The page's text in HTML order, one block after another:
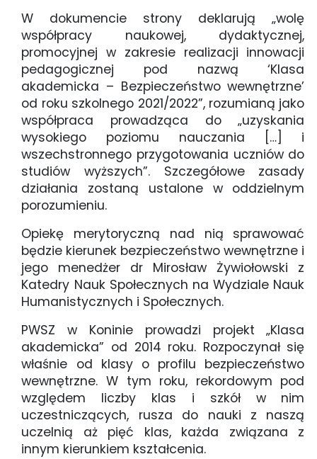
W dokumencie strony deklarują „wolę
współpracy naukowej, dydaktycznej,
promocyjnej w zakresie realizacji innowacji
pedagogicznej pod nazwą ‘Klasa
akademicka – Bezpieczeństwo wewnętrzne’
od roku szkolnego 2021/2022”, rozumianą jako
współpraca prowadząca do „uzyskania
wysokiego poziomu nauczania […] i
wszechstronnego przygotowania uczniów do
studiów wyższych”. Szczegółowe zasady
działania zostaną ustalone w oddzielnym
porozumieniu.
Opiekę merytoryczną nad nią sprawować
będzie kierunek bezpieczeństwo wewnętrzne i
jego menedżer dr Mirosław Żywiołowski z
Katedry Nauk Społecznych na Wydziale Nauk
Humanistycznych i Społecznych.
PWSZ w Koninie prowadzi projekt „Klasa
akademicka” od 2014 roku. Rozpoczynał się
właśnie od klasy o profilu bezpieczeństwo
wewnętrzne. W tym roku, rekordowym pod
względem liczby klas i szkół w nim
uczestniczących, rusza do nauki z naszą
uczelnią aż pięć klas, każda związana z
innym kierunkiem kształcenia.